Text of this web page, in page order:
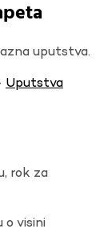
uputstva.
Uputstva
rok za
o visini